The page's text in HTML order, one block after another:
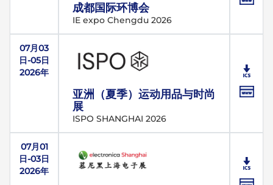
成都国际环博会
IE expo Chengdu 2026
07月03
日-05日
2026年
亚洲（夏季）运动用品与时尚
展
ISPO SHANGHAI 2026
07月01
日-03日
2026年